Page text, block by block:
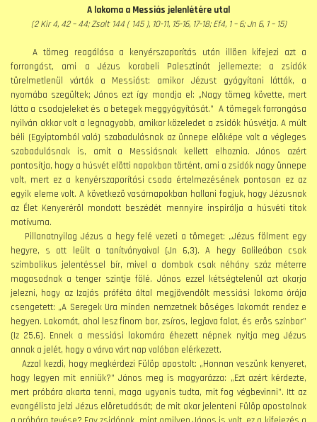
A lakoma a Messiás jelenlétére utal
(2 Kir 4, 42 – 44; Zsolt 144 ( 145 ), 10-11, 15-16, 17-18; Ef4, 1 – 6; Jn 6, 1 – 15)
A tömeg reagálása a kenyérszaporítás után illõen kifejezi azt a
forrongást, ami a Jézus korabeli Palesztinát jellemezte; a zsidók
türelmetlenül várták a Messiást: amikor Jézust gyógyítani látták, a
nyomába szegültek; János ezt így mondja el: „Nagy tömeg követte, mert
látta a csodajeleket és a betegek meggyógyítását.” A tömegek forrongása
nyilván akkor volt a legnagyobb, amikor közeledet a zsidók húsvétja. A múlt
béli (Egyiptomból való) szabadulásnak az ünnepe elõképe volt a végleges
szabadulásnak is, amit a Messiásnak kellett elhoznia. János azért
pontosítja, hogy a húsvét elõtti napokban történt, ami a zsidók nagy ünnepe
volt, mert ez a kenyérszaporítási csoda értelmezésének pontosan ez az
egyik eleme volt. A következõ vasárnapokban hallani fogjuk, hogy Jézusnak
az Élet Kenyerérõl mondott beszédét mennyire inspirálja a húsvéti titok
motívuma.
Pillanatnyilag Jézus a hegy felé vezeti a tömeget: „Jézus fölment egy
hegyre, s ott leült a tanítványaival (Jn 6,3). A hegy Galileában csak
szimbolikus jelentéssel bír, mivel a dombok csak néhány száz méterre
magasodnak a tenger szintje fölé. János ezzel kétségtelenül azt akarja
jelezni, hogy az Izajás próféta által megjövendölt messiási lakoma órája
csengetett: „A Seregek Ura minden nemzetnek bõséges lakomát rendez e
hegyen. Lakomát, ahol lesz finom bor, zsíros, legjava falat, és erõs színbor”
(Iz 25,6). Ennek a messiási lakomára éhezett népnek nyitja meg Jézus
annak a jelét, hogy a várva várt nap valóban elérkezett.
Azzal kezdi, hogy megkérdezi Fülöp apostolt: „Honnan veszünk kenyeret,
hogy legyen mit enniük?” János meg is magyarázza: „Ezt azért kérdezte,
mert próbára akarta tenni, maga ugyanis tudta, mit fog végbevinni”. Itt az
evangélista jelzi Jézus elõretudását; de mit akar jelenteni Fülöp apostolnak